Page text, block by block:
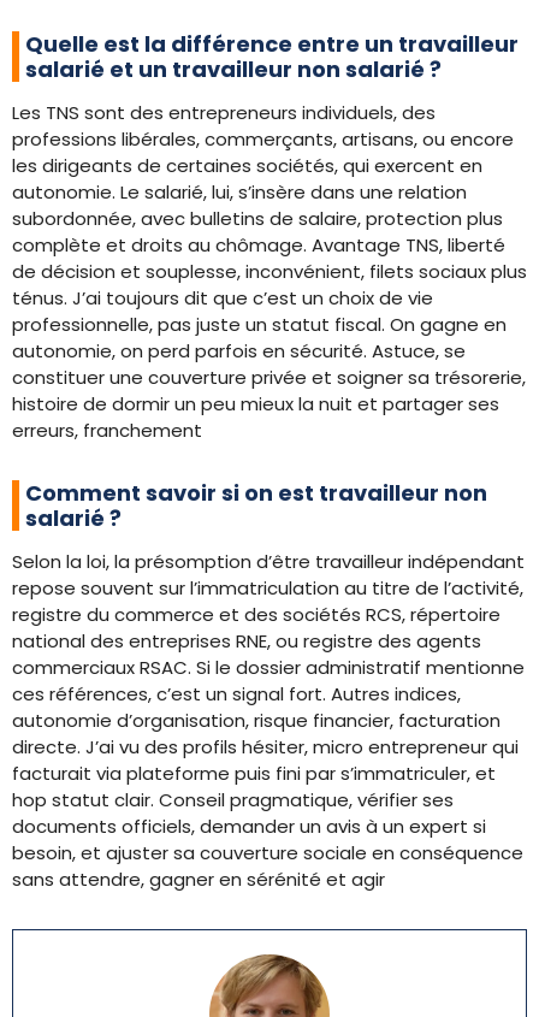
Quelle est la différence entre un travailleur
salarié et un travailleur non salarié ?
Les TNS sont des entrepreneurs individuels, des
professions libérales, commerçants, artisans, ou encore
les dirigeants de certaines sociétés, qui exercent en
autonomie. Le salarié, lui, s’insère dans une relation
subordonnée, avec bulletins de salaire, protection plus
complète et droits au chômage. Avantage TNS, liberté
de décision et souplesse, inconvénient, filets sociaux plus
ténus. J’ai toujours dit que c’est un choix de vie
professionnelle, pas juste un statut fiscal. On gagne en
autonomie, on perd parfois en sécurité. Astuce, se
constituer une couverture privée et soigner sa trésorerie,
histoire de dormir un peu mieux la nuit et partager ses
erreurs, franchement
Comment savoir si on est travailleur non
salarié ?
Selon la loi, la présomption d’être travailleur indépendant
repose souvent sur l’immatriculation au titre de l’activité,
registre du commerce et des sociétés RCS, répertoire
national des entreprises RNE, ou registre des agents
commerciaux RSAC. Si le dossier administratif mentionne
ces références, c’est un signal fort. Autres indices,
autonomie d’organisation, risque financier, facturation
directe. J’ai vu des profils hésiter, micro entrepreneur qui
facturait via plateforme puis fini par s’immatriculer, et
hop statut clair. Conseil pragmatique, vérifier ses
documents officiels, demander un avis à un expert si
besoin, et ajuster sa couverture sociale en conséquence
sans attendre, gagner en sérénité et agir